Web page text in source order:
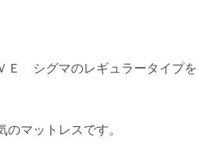
Ｅ シグマのレギュラータイプを
マットレスです。